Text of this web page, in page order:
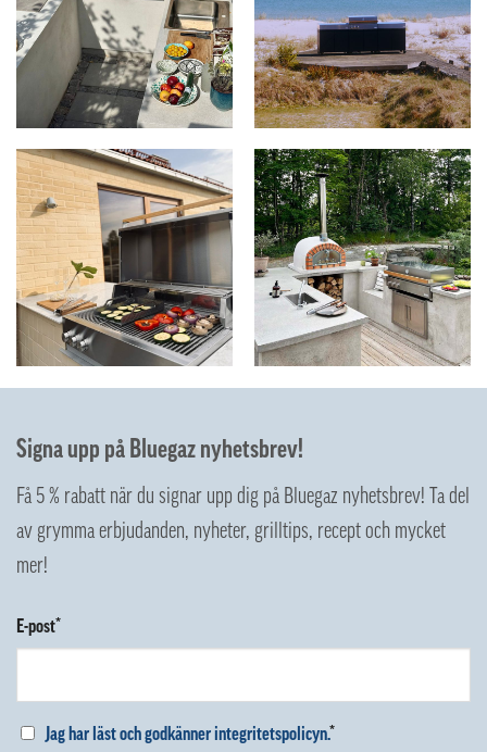
Signa upp på Bluegaz nyhetsbrev!
Få 5 % rabatt när du signar upp dig på Bluegaz nyhetsbrev! Ta del
av grymma erbjudanden, nyheter, grilltips, recept och mycket
mer!
E-post*
Jag har läst och godkänner integritetspolicyn.*